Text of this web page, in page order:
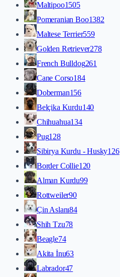
Maltipoo1505
Pomeranian Boo1382
Maltese Terrier559
Golden Retriever278
French Bulldog261
Cane Corso184
Doberman156
Belçika Kurdu140
Chihuahua134
Pug128
Sibirya Kurdu - Husky126
Border Collie120
Alman Kurdu99
Rottweiler90
Çin Aslanı84
Shih Tzu78
Beagle74
Akita İnu63
Labrador47